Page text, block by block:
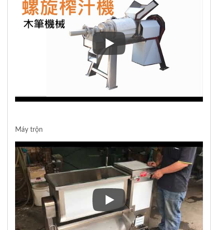
Ép nước trái cây
Máy trộn
Máy trộn